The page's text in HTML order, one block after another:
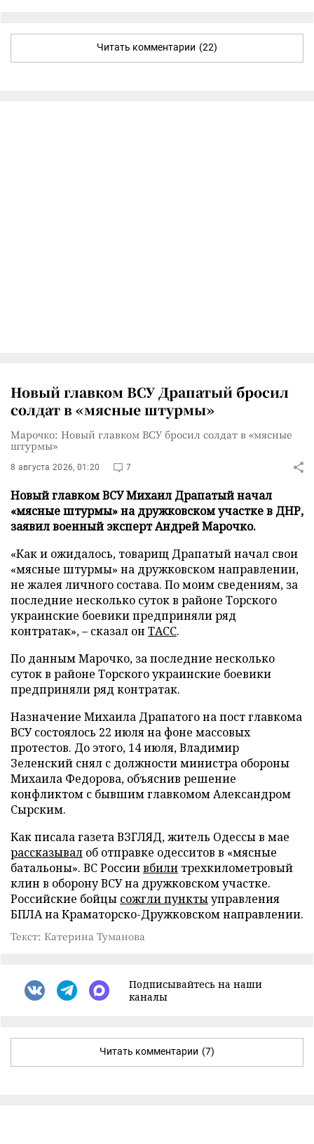
Читать комментарии (22)
Новый главком ВСУ Драпатый бросил
солдат в «мясные штурмы»
Марочко: Новый главком ВСУ бросил солдат в «мясные
штурмы»
8 августа 2026, 01:20 7
Новый главком ВСУ Михаил Драпатый начал
«мясные штурмы» на дружковском участке в ДНР,
заявил военный эксперт Андрей Марочко.
«Как и ожидалось, товарищ Драпатый начал свои
«мясные штурмы» на дружковском направлении,
не жалея личного состава. По моим сведениям, за
последние несколько суток в районе Торского
украинские боевики предприняли ряд
контратак», – сказал он ТАСС.
По данным Марочко, за последние несколько
суток в районе Торского украинские боевики
предприняли ряд контратак.
Назначение Михаила Драпатого на пост главкома
ВСУ состоялось 22 июля на фоне массовых
протестов. До этого, 14 июля, Владимир
Зеленский снял с должности министра обороны
Михаила Федорова, объяснив решение
конфликтом с бывшим главкомом Александром
Сырским.
Как писала газета ВЗГЛЯД, житель Одессы в мае
рассказывал об отправке одесситов в «мясные
батальоны». ВС Россиивбили трехкилометровый
клин в оборону ВСУ на дружковском участке.
Российские бойцы сожгли пунктыуправления
БПЛА на Краматорско-Дружковском направлении.
Текст: Катерина Туманова
Подписывайтесь на наши
каналы
Читать комментарии (7)